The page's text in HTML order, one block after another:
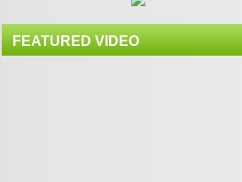
FEATURED VIDEO